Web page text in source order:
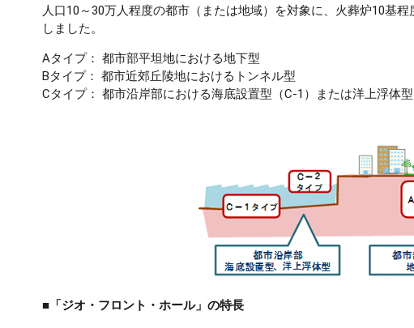
人口10～30万人程度の都市（または地域）を対象に、火葬炉10基
しました。
Aタイプ： 都市部平坦地における地下型
Bタイプ： 都市近郊丘陵地におけるトンネル型
Cタイプ： 都市沿岸部における海底設置型（C-1）または洋上浮体型
■「ジオ・フロント・ホール」の特長